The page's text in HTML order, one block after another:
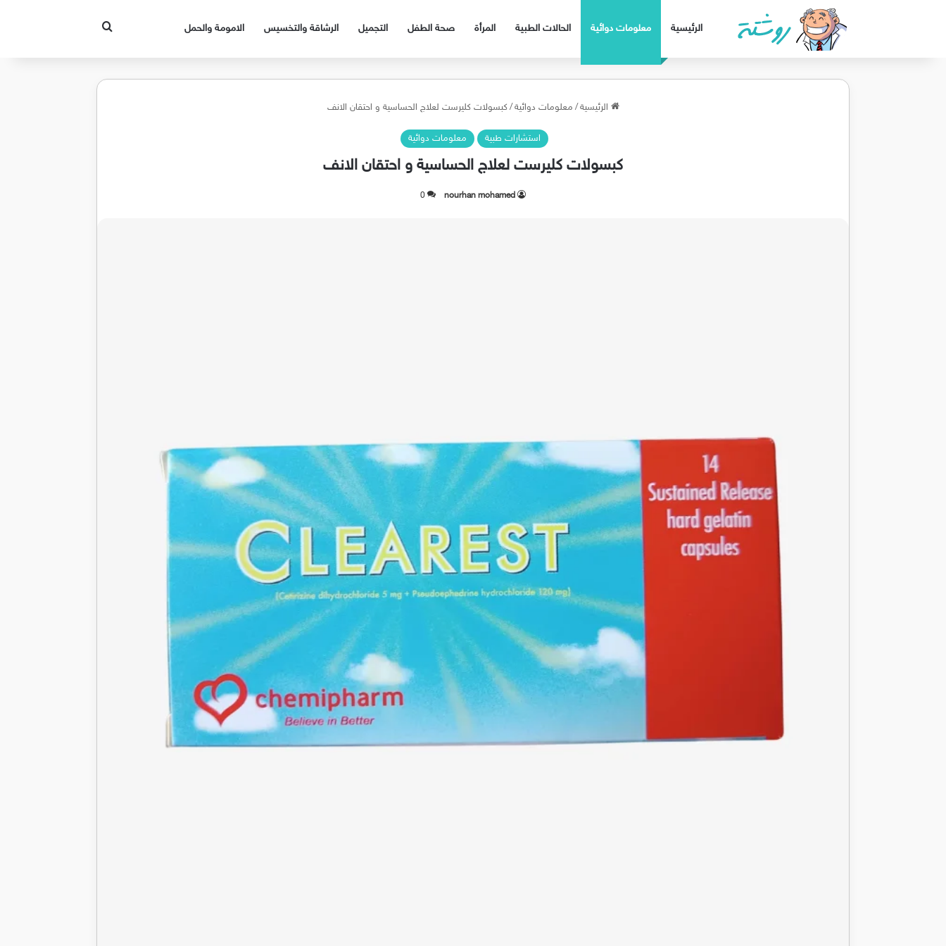
الرئيسية معلومات دوائية الحالات الطبية المرأة صحة الطفل التجميل الرشاقة والتخسيس الامومة والحمل
الرئيسية / معلومات دوائية / كبسولات كليرست لعلاج الحساسية و احتقان الانف
استشارات طبية معلومات دوائية
كبسولات كليرست لعلاج الحساسية و احتقان الانف
nourhan mohamed
0